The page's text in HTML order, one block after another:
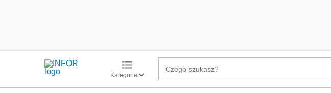
Kategorie